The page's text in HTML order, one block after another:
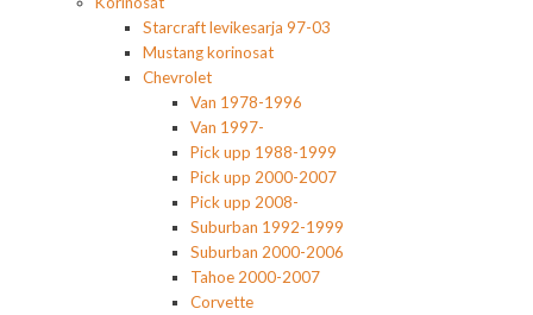
Starcraft levikesarja 97-03
Mustang korinosat
Chevrolet
Van 1978-1996
Van 1997-
Pick upp 1988-1999
Pick upp 2000-2007
Pick upp 2008-
Suburban 1992-1999
Suburban 2000-2006
Tahoe 2000-2007
Corvette